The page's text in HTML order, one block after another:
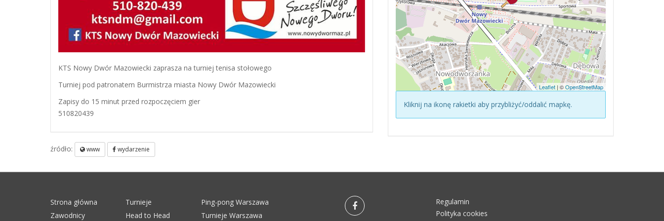
KTS Nowy Dwór Mazowiecki zaprasza na turniej tenisa stołowego
Turniej pod patronatem Burmistrza miasta Nowy Dwór Mazowiecki
Zapisy do 15 minut przed rozpoczęciem gier
510820439
źródło: www wydarzenie
Leaflet | ©OpenStreetMap
Kliknij na ikonę rakietki aby przybliżyć/oddalić mapkę.
Strona główna Turnieje
Ping-pong Warszawa
Zawodnicy
Head to Head Turnieje Warszawa
Regulamin
Polityka cookies